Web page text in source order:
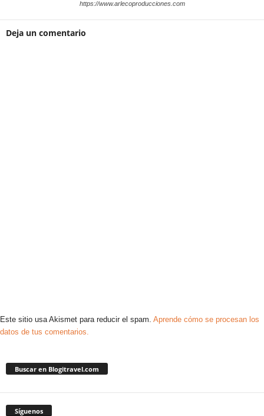
https://www.arlecoproducciones.com
Deja un comentario
Este sitio usa Akismet para reducir el spam. Aprende cómo se procesan los
datos de tus comentarios.
Buscar en Blogitravel.com
Síguenos